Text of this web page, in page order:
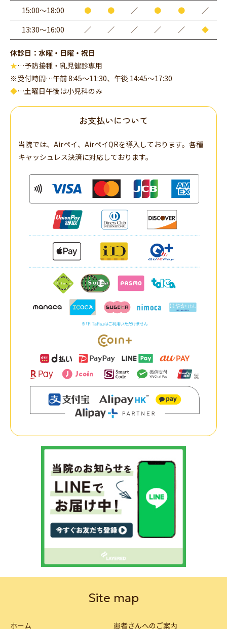
15:00～18:00
● ● ／ ● ●
／
13:30～16:00
／ ／ ／ ／ ／ ◆
休診日：水曜・日曜・祝日
★…予防接種・乳児健診専用
※受付時間…午前 8:45～11:30、午後 14:45～17:30
◆…土曜日午後は小児科のみ
お支払いについて
当院では、Airペイ、AirペイQRを導入しております。各種
キャッシュレス決済に対応しております。
Site map
ホーム 患者さんへのご案内